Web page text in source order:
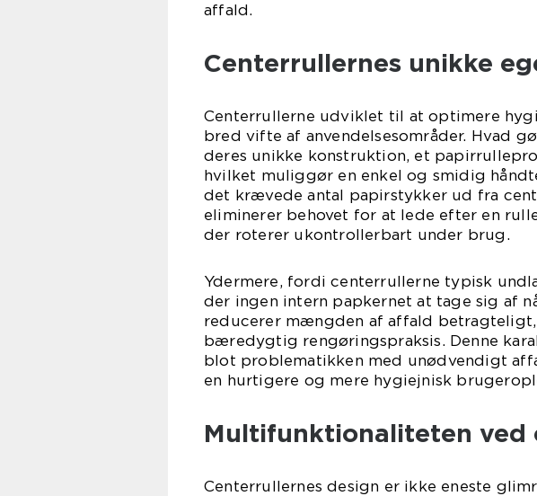
affald.
Centerrullernes unikke
Centerrullerne udviklet til at optimere
bred vifte af anvendelsesområder. Hvad
deres unikke konstruktion, et
hvilket muliggør en enkel og smidig
det krævede antal papirstykker ud fra
eliminerer behovet for at lede efter en
der roterer ukontrollerbart under brug.
Ydermere, fordi centerrullerne typisk
der ingen intern papkernet at tage sig af
reducerer mængden af affald
bæredygtig rengøringspraksis. Denne
blot problematikken med unødvendigt
en hurtigere og mere hygiejnisk
Multifunktionaliteten ved
Centerrullernes design er ikke eneste